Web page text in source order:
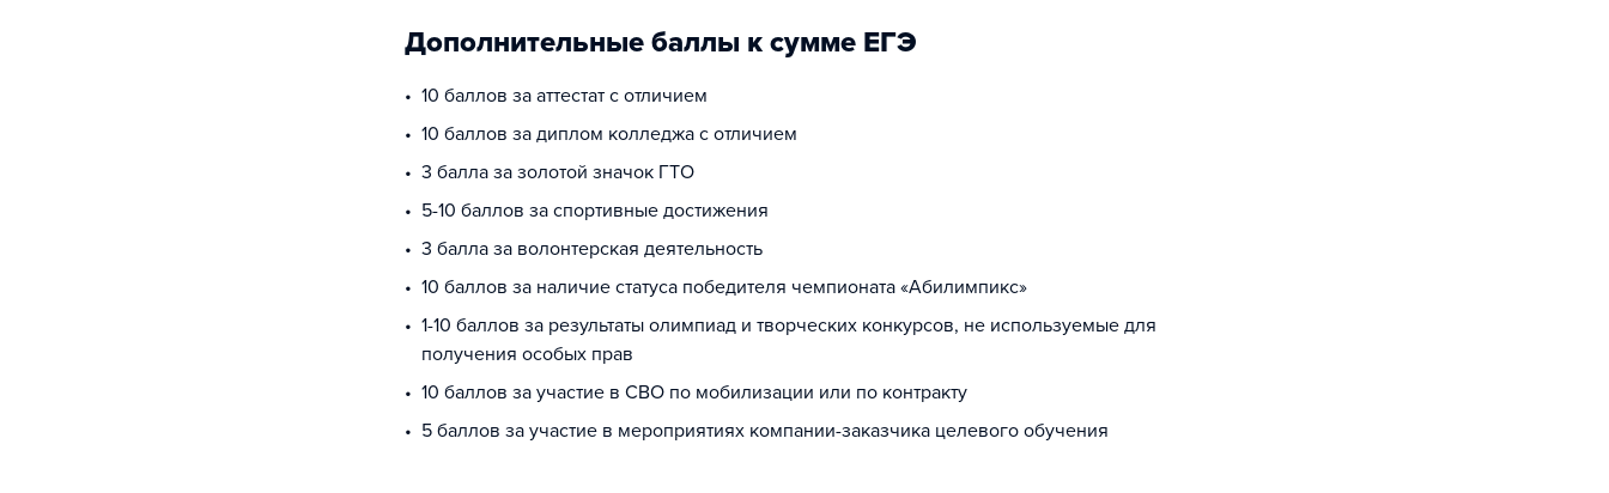
Дополнительные баллы к сумме ЕГЭ
10 баллов за аттестат с отличием
10 баллов за диплом колледжа с отличием
3 балла за золотой значок ГТО
5-10 баллов за спортивные достижения
3 балла за волонтерская деятельность
10 баллов за наличие статуса победителя чемпионата «Абилимпикс»
1-10 баллов за результаты олимпиад и творческих конкурсов, не используемые для
получения особых прав
10 баллов за участие в СВО по мобилизации или по контракту
5 баллов за участие в мероприятиях компании-заказчика целевого обучения